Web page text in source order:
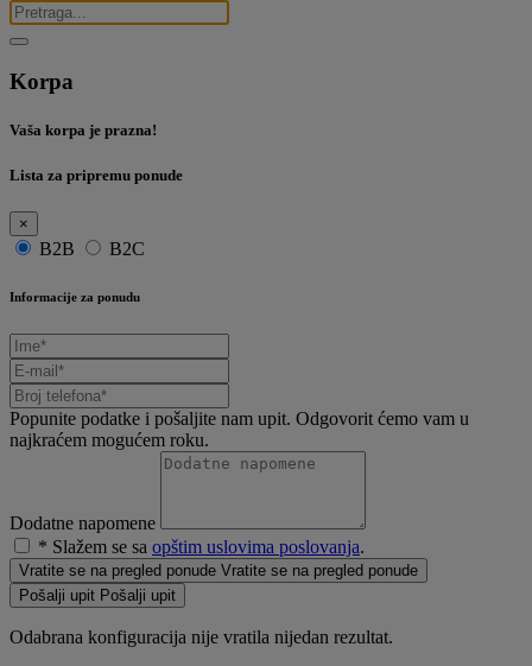
Korpa
Vaša korpa je prazna!
Lista za pripremu ponude
×
B2B B2C
Informacije za ponudu
Popunite podatke i pošaljite nam upit. Odgovorit ćemo vam u
najkraćem mogućem roku.
Dodatne napomene
* Slažem se sa opštim uslovima poslovanja.
Vratite se na pregled ponude Vratite se na pregled ponude
Pošalji upit Pošalji upit
Odabrana konfiguracija nije vratila nijedan rezultat.